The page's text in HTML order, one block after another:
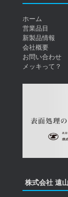
ホーム
営業品目
新製品情報
会社概要
お問い合わせ
メッキって？
株式会社 遠山